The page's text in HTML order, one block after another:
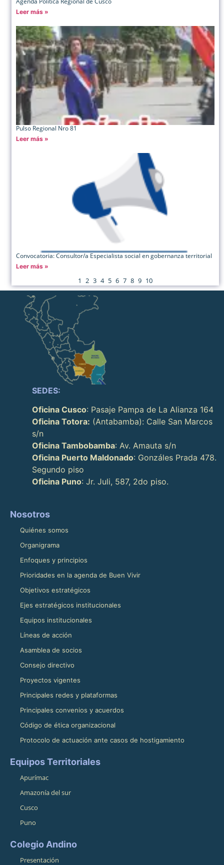
Leer más »
Pulso Regional Nro 81
Leer más »
Convocatoria: Consultor/a Especialista social en gobernanza territorial
Leer más »
1 2 3 4 5 6 7 8 9 10
SEDES:
Oficina Cusco: Pasaje Pampa de La Alianza 164
Oficina Totora: (Antabamba): Calle San Marcos
s/n
Oficina Tambobamba: Av. Amauta s/n
Oficina Puerto Maldonado: Gonzáles Prada 478.
Segundo piso
Oficina Puno: Jr. Juli, 587, 2do piso.
Nosotros
Quiénes somos
Organigrama
Enfoques y principios
Prioridades en la agenda de Buen Vivir
Objetivos estratégicos
Ejes estratégicos institucionales
Equipos institucionales
Líneas de acción
Asamblea de socios
Consejo directivo
Proyectos vigentes
Principales redes y plataformas
Principales convenios y acuerdos
Código de ética organizacional
Protocolo de actuación ante casos de hostigamiento
Equipos Territoriales
Apurímac
Amazonía del sur
Cusco
Puno
Colegio Andino
Presentación